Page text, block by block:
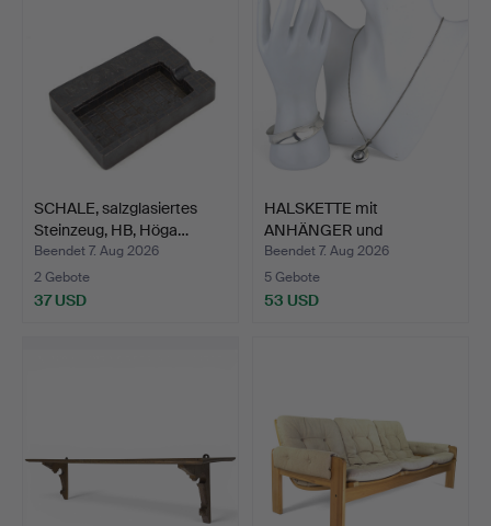
SCHALE, salzglasiertes
Steinzeug, HB, Höga…
Beendet 7. Aug 2026
2 Gebote
37 USD
HALSKETTE mit
ANHÄNGER und
ARMBAND, 3 Teil…
Beendet 7. Aug 2026
5 Gebote
53 USD